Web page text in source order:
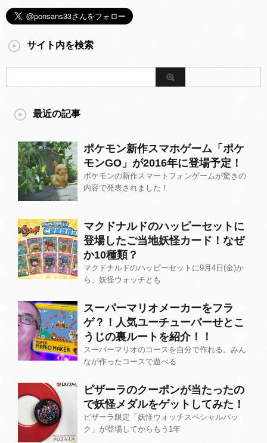
サイト内を検索
最近の記事
ポケモン新作スマホゲーム「ポケ
モンGO」が2016年に登場予定！
ポケモンの新作スマートフォンゲームが驚きの
内容で発表されました！
マクドナルドのハッピーセットに
登場したご当地妖怪カード！なぜ
か10種類？
マクドナルドのハッピーセットに9月4日(金)か
ら、妖怪ウォッチとも
スーパーマリオメーカーをフラ
ゲ？！人気ユーチューバーせとこ
うじの裏ルートを紹介！！
スーパーマリオのコースを自分で作れる。みん
なが作ったコースで遊べる
ピザーラのクーポンが当たったの
で妖怪メダルをゲットしてみた！
ピザーラ限定「妖怪ウォッチスペシャルパッ
ク」が登場してからもう1年